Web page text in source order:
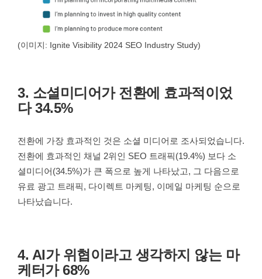
(이미지: Ignite Visibility 2024 SEO Industry Study)
3. 소셜미디어가 전환에 효과적이었
다 34.5%
전환에 가장 효과적인 것은 소셜 미디어로 조사되었습니다.
전환에 효과적인 채널 2위인 SEO 트래픽(19.4%) 보다 소
셜미디어(34.5%)가 큰 폭으로 높게 나타났고, 그 다음으로
유료 광고 트래픽, 다이렉트 마케팅, 이메일 마케팅 순으로
나타났습니다.
4. AI가 위협이라고 생각하지 않는 마
케터가 68%